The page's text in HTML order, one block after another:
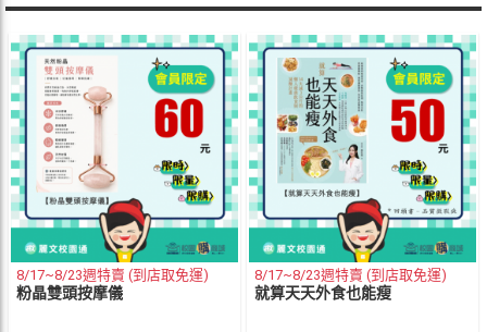
8/17~8/23週特賣 (到店取免運)
粉晶雙頭按摩儀
8/17~8/23週特賣 (到店取免運)
就算天天外食也能瘦